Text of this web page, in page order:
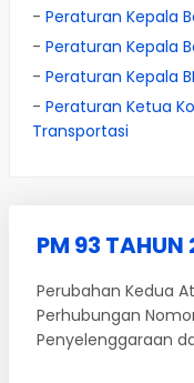
- Peraturan Kepala
- Peraturan Kepala
- Peraturan Kepala
- Peraturan Ketua
Transportasi
PM 93 TAHUN
Perubahan Kedua
Perhubungan
Penyelenggaraan